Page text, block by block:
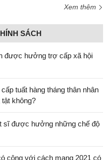
Xem thêm
SÁCH
được hưởng trợ cấp xã hội
tuất hàng tháng thân nhân
không?
sĩ được hưởng những chế độ
công với cách mạng 2021 có